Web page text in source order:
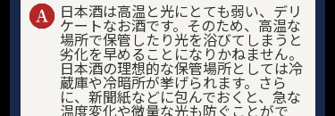
日本酒は高温と光にとても弱い、デリ
ケートなお酒です。そのため、高温な
場所で保管したり光を浴びてしまうと
劣化を早めることになりかねません。
日本酒の理想的な保管場所としては冷
蔵庫や冷暗所が挙げられます。さら
に、新聞紙などに包んでおくと、急な
温度変化や微量な光も防ぐことがで